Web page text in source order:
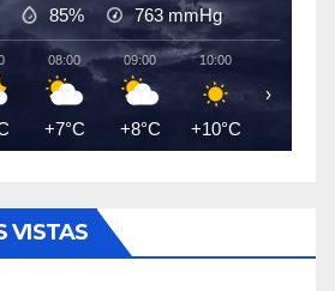
85% 763 mmHg
08:00
+7°C
09:00
+8°C
10:00
+10°C
›
VISTAS